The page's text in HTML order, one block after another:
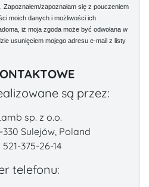
zapoznałam się z pouczeniem
moich danych i możliwości ich
iż moja zgoda może być odwołana w
usunięciem mojego adresu e-mail z listy
są przez:
sp. z o.o.
330 Sulejów, Poland
521-375-26-14
telefonu: